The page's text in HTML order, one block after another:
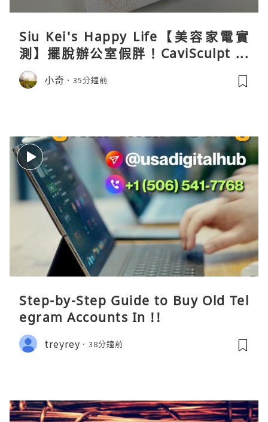
Siu Kei's Happy Life【美容家電實
測】擺脫辦公室假胖！CaviSculpt 新
一代72W高能超聲波體雕儀親身試用＆
真實評價
小奇 35分鐘前
Step-by-Step Guide to Buy Old Tel
egram Accounts In !!
treyrey 38分鐘前